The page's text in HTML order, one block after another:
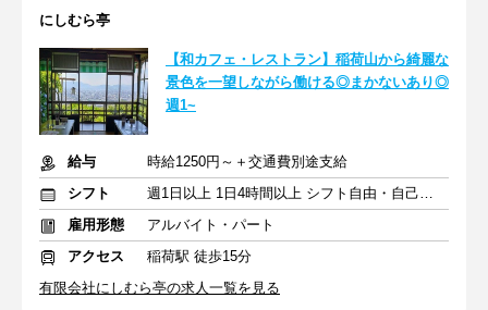
にしむら亭
【和カフェ・レストラン】稲荷山から綺麗な
景色を一望しながら働ける◎まかないあり◎
週1~
給与
時給1250円～＋交通費別途支給
シフト
週1日以上 1日4時間以上 シフト自由・自己申告
雇用形態
アルバイト・パート
アクセス
稲荷駅 徒歩15分
有限会社にしむら亭の求人一覧を見る